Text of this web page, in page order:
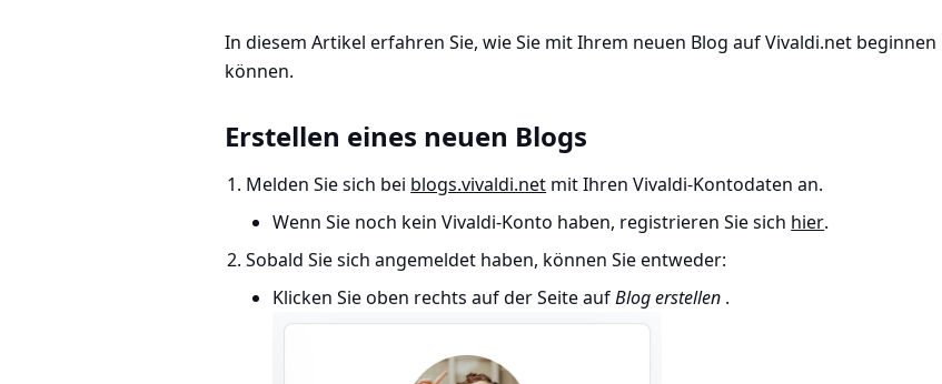
In diesem Artikel erfahren Sie, wie Sie mit Ihrem neuen Blog auf Vivaldi.net beginnen
können.
Erstellen eines neuen Blogs
Melden Sie sich bei blogs.vivaldi.net mit Ihren Vivaldi-Kontodaten an.
Wenn Sie noch kein Vivaldi-Konto haben, registrieren Sie sich hier.
Sobald Sie sich angemeldet haben, können Sie entweder:
Klicken Sie oben rechts auf der Seite aufBlog erstellen .